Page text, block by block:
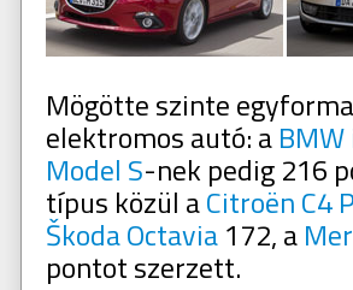
Mögötte szinte
elektromos autó: aBMW
Model S-nek pedig 216
típus közül aCitroën C4
Škoda Octavia172, a
pontot szerzett.